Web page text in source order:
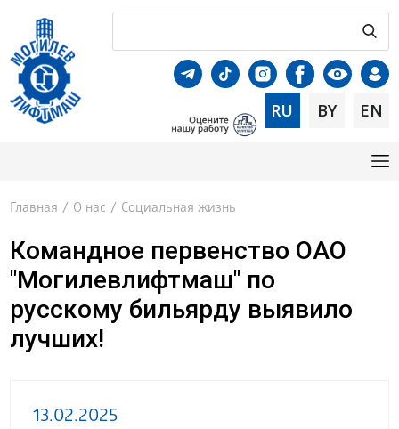
RU BY EN
Главная / О нас / Социальная жизнь
Командное первенство ОАО
"Могилевлифтмаш" по
русскому бильярду выявило
лучших!
13.02.2025